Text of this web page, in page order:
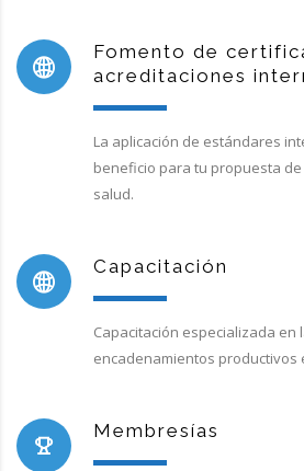
Fomento de
acreditaciones
La aplicación de estándares
beneficio para tu propuesta
salud.
Capacitación
Capacitación especializada en
encadenamientos productivos
Membresías